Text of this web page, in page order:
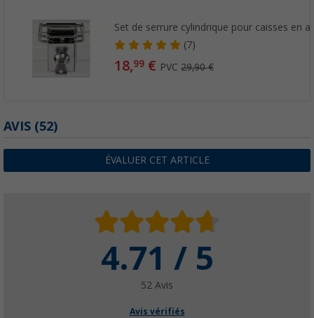
Set de serrure cylindrique pour caisses en
(7)
18,99 € PVC29,90 €
AVIS (52)
ÉVALUER CET ARTICLE
4.71 / 5
52 Avis
Avis vérifiés